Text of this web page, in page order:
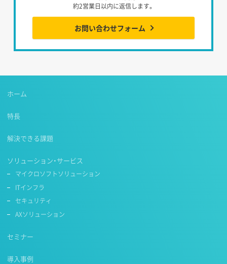
約2営業日以内に返信します。
お問い合わせフォーム
ホーム
特長
解決できる課題
ソリューション・サービス
マイクロソフトソリューション
ITインフラ
セキュリティ
AXソリューション
セミナー
導入事例